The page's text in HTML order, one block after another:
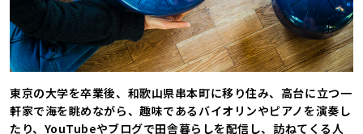
東京の大学を卒業後、和歌山県串本町に移り住み、高台に立つ一
軒家で海を眺めながら、趣味であるバイオリンやピアノを演奏し
たり、YouTubeやブログで田舎暮らしを配信し、訪ねてくる人